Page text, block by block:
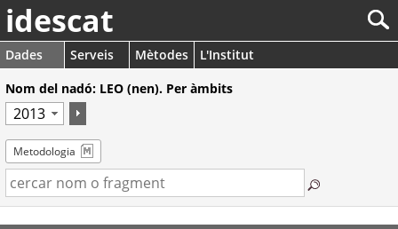
idescat
Dades Serveis Mètodes
L'Institut
Nom del nadó: LEO (nen). Per àmbits
Metodologia